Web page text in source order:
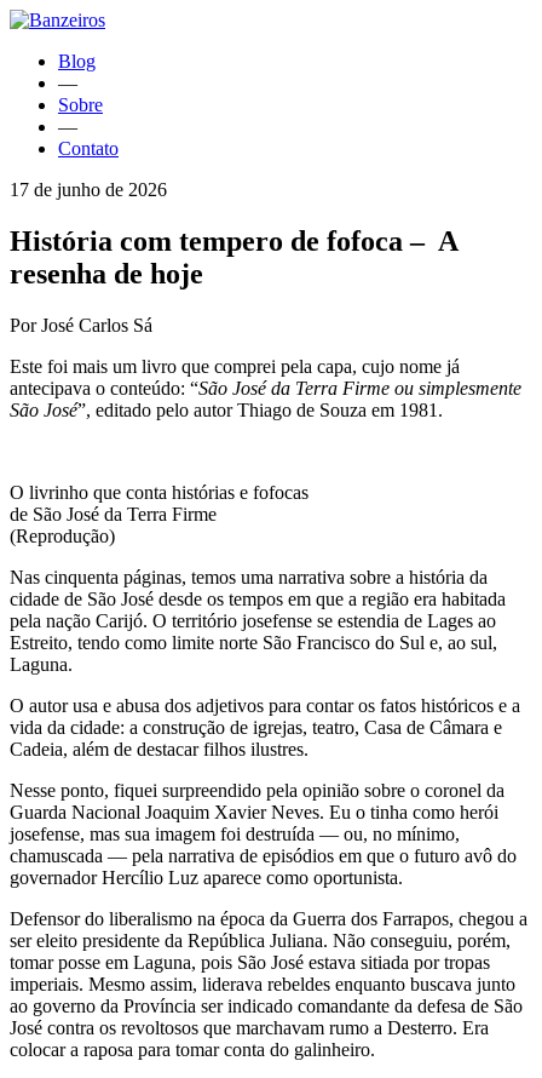
Blog
—
Sobre
—
Contato
17 de junho de 2026
História com tempero de fofoca – A
resenha de hoje
Por José Carlos Sá
Este foi mais um livro que comprei pela capa, cujo nome já
antecipava o conteúdo: “São José da Terra Firme ou simplesmente
São José”, editado pelo autor Thiago de Souza em 1981.
O livrinho que conta histórias e fofocas
de São José da Terra Firme
(Reprodução)
Nas cinquenta páginas, temos uma narrativa sobre a história da
cidade de São José desde os tempos em que a região era habitada
pela nação Carijó. O território josefense se estendia de Lages ao
Estreito, tendo como limite norte São Francisco do Sul e, ao sul,
Laguna.
O autor usa e abusa dos adjetivos para contar os fatos históricos e a
vida da cidade: a construção de igrejas, teatro, Casa de Câmara e
Cadeia, além de destacar filhos ilustres.
Nesse ponto, fiquei surpreendido pela opinião sobre o coronel da
Guarda Nacional Joaquim Xavier Neves. Eu o tinha como herói
josefense, mas sua imagem foi destruída — ou, no mínimo,
chamuscada — pela narrativa de episódios em que o futuro avô do
governador Hercílio Luz aparece como oportunista.
Defensor do liberalismo na época da Guerra dos Farrapos, chegou a
ser eleito presidente da República Juliana. Não conseguiu, porém,
tomar posse em Laguna, pois São José estava sitiada por tropas
imperiais. Mesmo assim, liderava rebeldes enquanto buscava junto
ao governo da Província ser indicado comandante da defesa de São
José contra os revoltosos que marchavam rumo a Desterro. Era
colocar a raposa para tomar conta do galinheiro.